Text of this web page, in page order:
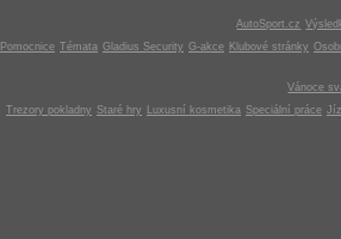
AutoSport.cz
Pomocnice Témata Gladius Security G-akce Klubové stránky
Vánoce
Trezory pokladny Staré hry Luxusní kosmetika Speciální práce